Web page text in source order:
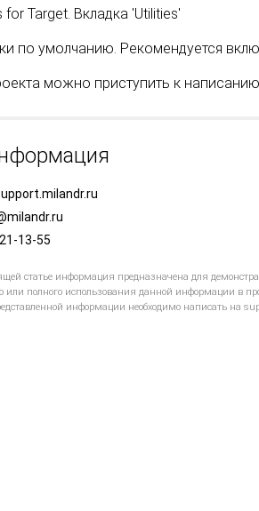
Target. Вкладка 'Utilities'
по умолчанию. Рекомендуется
можно приступить к
13-55
статье информация предназначена для
или полного использования данной информации в
информации необходимо написать на